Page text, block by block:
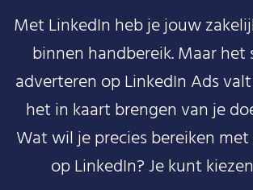
Met LinkedIn heb je jouw
binnen handbereik. Maar het
adverteren op LinkedIn Ads
het in kaart brengen van je
Wat wil je precies bereiken
op LinkedIn? Je kunt